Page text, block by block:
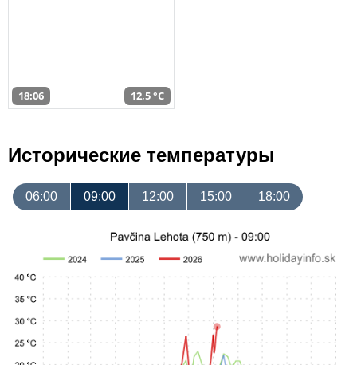
18:06 12,5 °C
Исторические температуры
06:00 09:00 12:00 15:00 18:00